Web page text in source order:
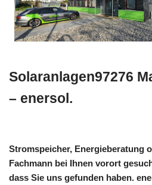
Solaranlagen97276
– enersol.
Stromspeicher, Energieberatung
Fachmann bei Ihnen vorort
dass Sie uns gefunden haben.